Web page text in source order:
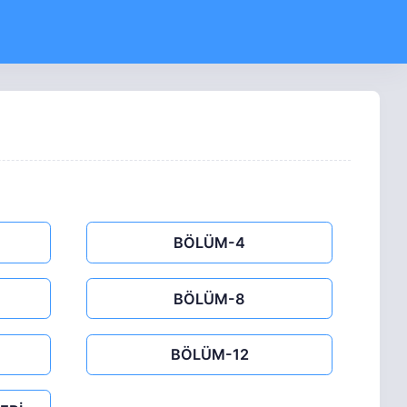
BÖLÜM-4
BÖLÜM-8
BÖLÜM-12